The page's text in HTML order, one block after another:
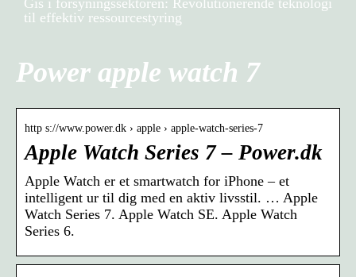
til effektiv ressourcestyring
Power apple watch 7
http s://www.power.dk › apple › apple-watch-series-7
Apple Watch Series 7 – Power.dk
Apple Watch er et smartwatch for iPhone – et
intelligent ur til dig med en aktiv livsstil. … Apple
Watch Series 7. Apple Watch SE. Apple Watch
Series 6.